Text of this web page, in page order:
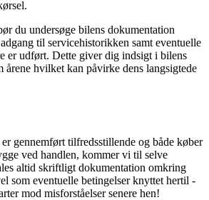
du undersøge bilens dokumentation
til servicehistorikken samt eventuelle
er udført. Dette giver dig indsigt i bilens
årene hvilket kan påvirke dens langsigtede
gennemført tilfredsstillende og både køber
ved handlen, kommer vi til selve
altid skriftligt dokumentation omkring
som eventuelle betingelser knyttet hertil -
mod misforståelser senere hen!